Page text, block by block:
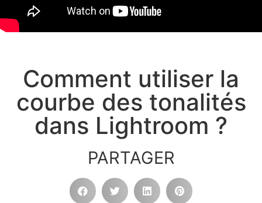
Comment utiliser la
courbe des tonalités
dans Lightroom ?
PARTAGER